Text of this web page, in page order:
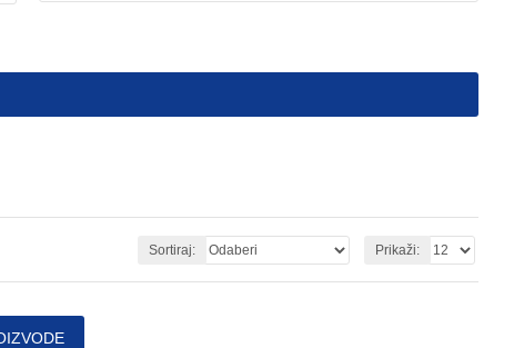
Sortiraj: Prikaži: